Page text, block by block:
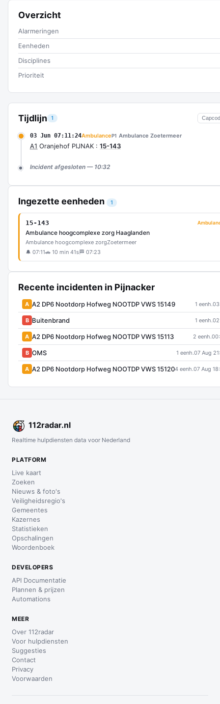
Tijdlijn 1
03 Jun 07:11:24AmbulanceP1 Ambulance Zoetermeer
A1 Oranjehof PIJNAK : 15-143
Incident afgesloten — 10:32
Ingezette eenheden 1
15-143
Ambulance hoogcomplexe zorg Haaglanden
Ambulance hoogcomplexe zorgZoetermeer
🔔 07:11🚗 10 min 41s 🏁 07:23
Recente incidenten in Pijnacker
A A2 DP6 Nootdorp Hofweg NOOTDP VWS 15149 1 eenh.
B Buitenbrand 1 eenh.
A A2 DP6 Nootdorp Hofweg NOOTDP VWS 15113 2 eenh.
B OMS 1 eenh.07 Aug
A A2 DP6 Nootdorp Hofweg NOOTDP VWS 151204 eenh.07 Aug
Overzicht
Alarmeringen
Eenheden
Disciplines
Prioriteit
112radar.nl
Realtime hulpdiensten data voor Nederland
PLATFORM
Live kaart
Zoeken
Nieuws & foto's
Veiligheidsregio's
Gemeentes
Kazernes
Statistieken
Opschalingen
Woordenboek
DEVELOPERS
API Documentatie
Plannen & prijzen
Automations
MEER
Over 112radar
Voor hulpdiensten
Suggesties
Contact
Privacy
Voorwaarden